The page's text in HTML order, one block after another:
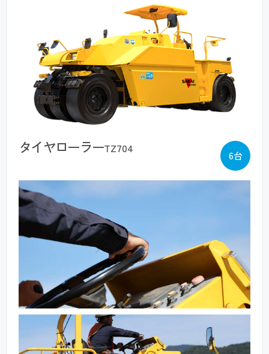
タイヤローラーTZ704
6台